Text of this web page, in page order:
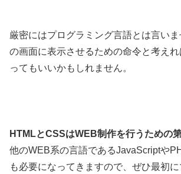
厳密にはプログラミング言語とは言い
の画面に表示させるための命令と考え
ってもいいかもしれません。
HTMLとCSSはWEB制作を行うための
他のWEB系の言語であるJavaScriptや
も必要になってきますので、ぜひ最初